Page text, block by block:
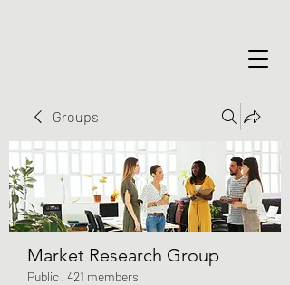
Groups
Market Research Group
Public · 421 members